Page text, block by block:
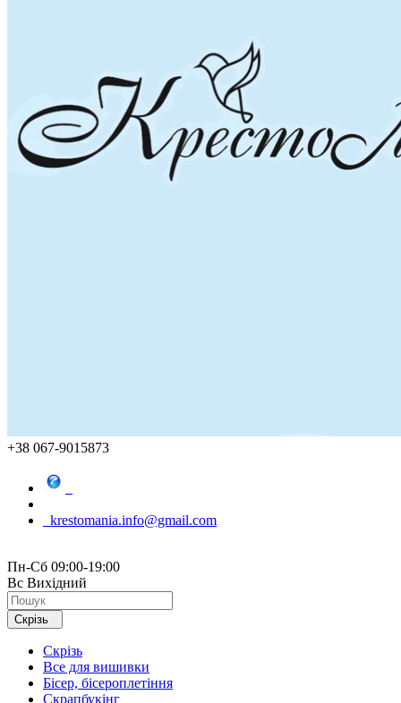
+38 067-9015873
krestomania.info@gmail.com
Пн-Сб 09:00-19:00
Вс Вихідний
Скрізь
Скрізь
Все для вишивки
Бісер, бісероплетіння
Скрапбукінг